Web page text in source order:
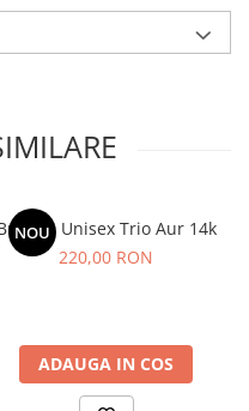
NOU Unisex Trio Aur 14k
220,00 RON
ADAUGA IN COS